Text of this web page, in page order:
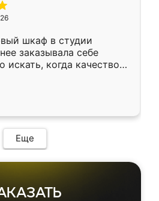
шкаф в студии
заказывала себе
искать, когда качеством
Служит кухня уже почти
нет.
Еще